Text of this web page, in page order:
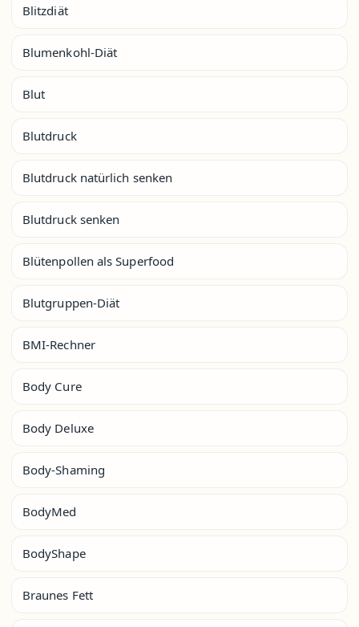
Blitzdiät
Blumenkohl-Diät
Blut
Blutdruck
Blutdruck natürlich senken
Blutdruck senken
Blütenpollen als Superfood
Blutgruppen-Diät
BMI-Rechner
Body Cure
Body Deluxe
Body-Shaming
BodyMed
BodyShape
Braunes Fett